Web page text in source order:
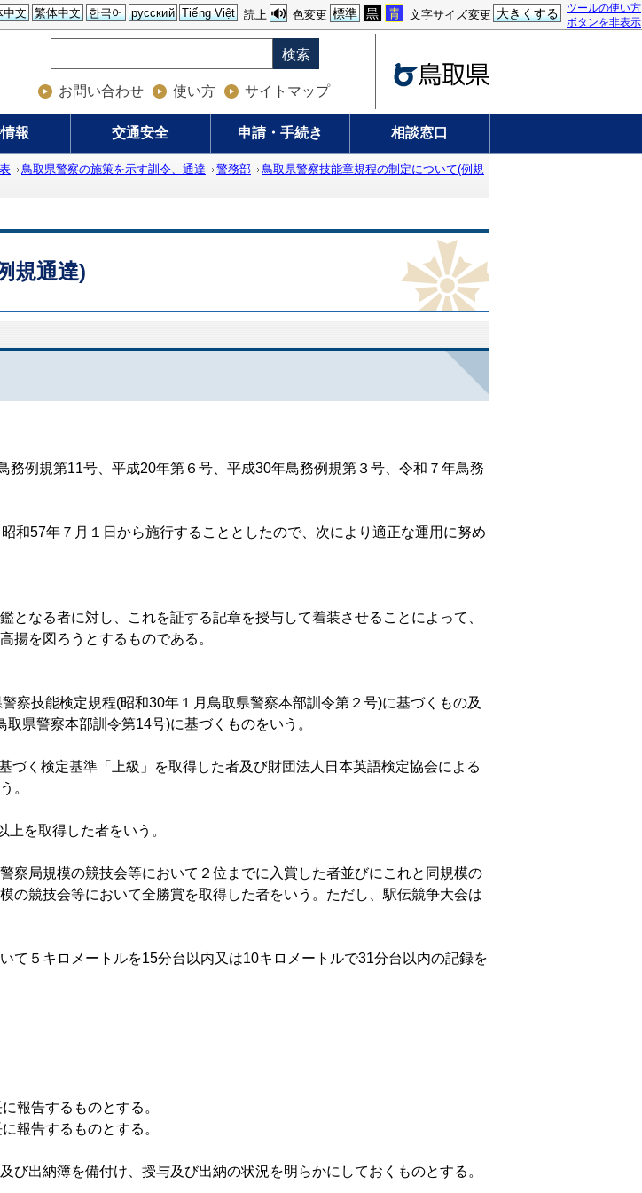
ツールの使い方
ボタンを非表示
文字サイズ変更 大きくする
色変更 標準 黒 青
読上
中文 繁体中文 한국어 русский Tiếng Việt
検索
お問い合わせ 使い方 サイトマップ
報 交通安全 申請・手続き 相談窓口
鳥取県警察の施策を示す訓令、通達 警務部
鳥取県警察技能章規程の制定について(例規
規通達)
例規第11号、平成20年第６号、平成30年鳥務例規第３号、令和７年鳥務
和57年７月１日から施行することとしたので、次により適正な運用に努め
なる者に対し、これを証する記章を授与して着装させることによって、
揚を図ろうとするものである。
技能検定規程(昭和30年１月鳥取県警察本部訓令第２号)に基づくもの及
県警察本部訓令第14号)に基づくものをいう。
く検定基準「上級」を取得した者及び財団法人日本英語検定協会による
。
を取得した者をいう。
察局規模の競技会等において２位までに入賞した者並びにこれと同規模の
の競技会等において全勝賞を取得した者をいう。ただし、駅伝競争大会は
て５キロメートルを15分台以内又は10キロメートルで31分台以内の記録を
報告するものとする。
報告するものとする。
び出納簿を備付け、授与及び出納の状況を明らかにしておくものとする。